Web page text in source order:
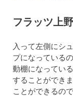
フラッツ上
入って左側にシ
プになっている
動棚になってい
することができ
ことができるの